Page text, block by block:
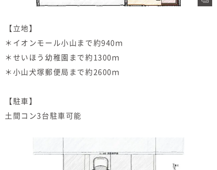
【立地】
＊イオンモール小山まで約940ｍ
＊せいほう幼稚園まで約1300ｍ
＊小山犬塚郵便局まで約2600ｍ
【駐車】
土間コン3台駐車可能